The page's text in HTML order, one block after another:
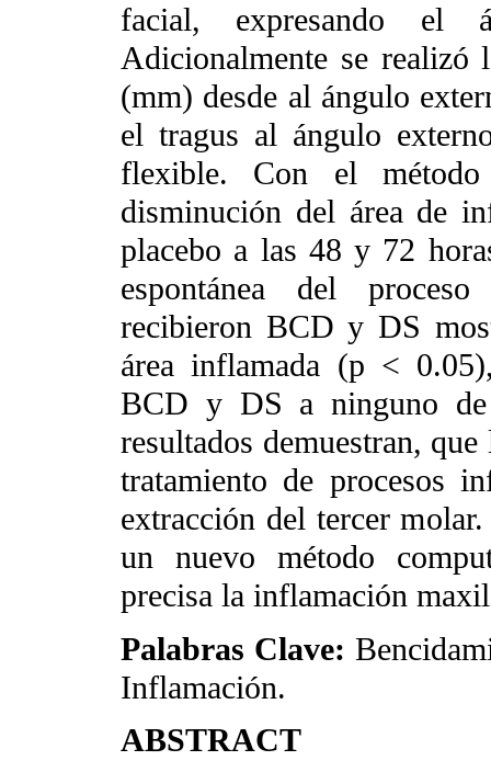
facial, expresando el
Adicionalmente se realizó
(mm) desde al ángulo
el tragus al ángulo
flexible. Con el método
disminución del área de
placebo a las 48 y 72
espontánea del
recibieron BCD y DS
área inflamada (p <
BCD y DS a ninguno de
resultados demuestran,
tratamiento de procesos
extracción del tercer
un nuevo método
precisa la inflamación
Palabras Clave:
Inflamación.
ABSTRACT